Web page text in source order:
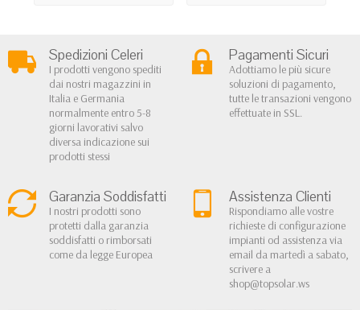
Spedizioni Celeri
I prodotti vengono spediti
dai nostri magazzini in
Italia e Germania
normalmente entro 5-8
giorni lavorativi salvo
diversa indicazione sui
prodotti stessi
Pagamenti Sicuri
Adottiamo le più sicure
soluzioni di pagamento,
tutte le transazioni vengono
effettuate in SSL.
Garanzia Soddisfatti
I nostri prodotti sono
protetti dalla garanzia
soddisfatti o rimborsati
come da legge Europea
Assistenza Clienti
Rispondiamo alle vostre
richieste di configurazione
impianti od assistenza via
email da martedì a sabato,
scrivere a
shop@topsolar.ws